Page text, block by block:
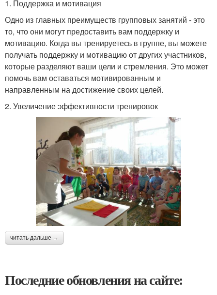
1. Поддержка и мотивация
Одно из главных преимуществ групповых занятий - это
то, что они могут предоставить вам поддержку и
мотивацию. Когда вы тренируетесь в группе, вы можете
получать поддержку и мотивацию от других участников,
которые разделяют ваши цели и стремления. Это может
помочь вам оставаться мотивированным и
направленным на достижение своих целей.
2. Увеличение эффективности тренировок
читать дальше →
Последние обновления на сайте: